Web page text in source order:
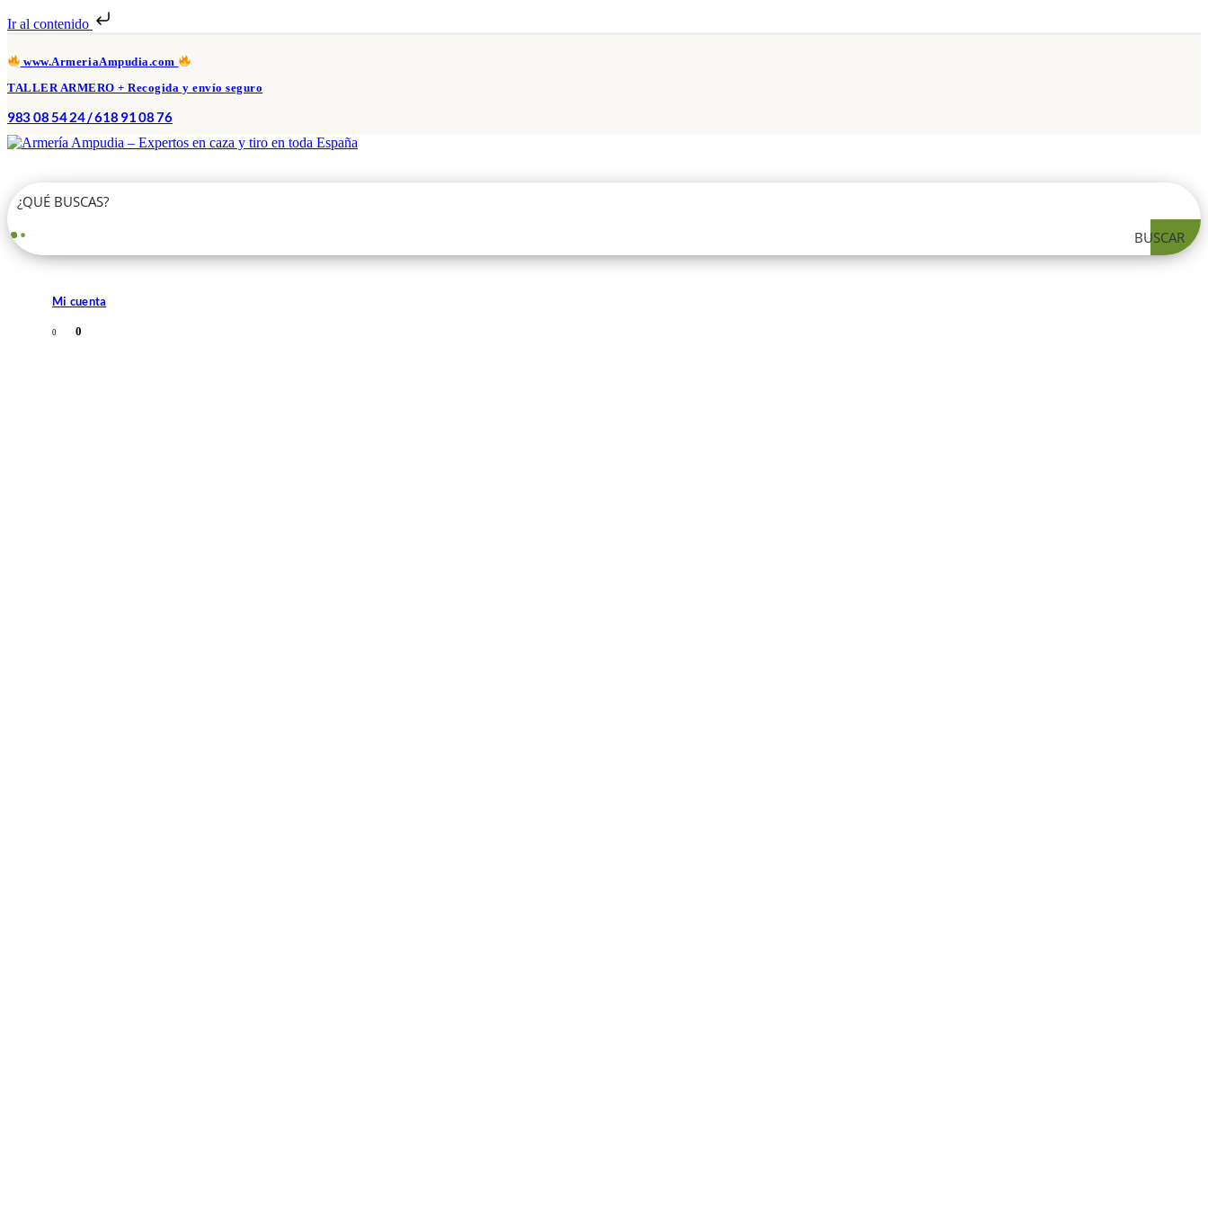
Ir al contenido
www.ArmeriaAmpudia.com
TALLER ARMERO + Recogida y envío seguro
983 08 54 24 / 618 91 08 76
BUSCAR
Mi cuenta
0 0